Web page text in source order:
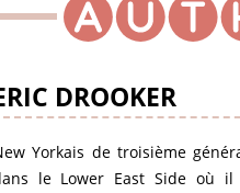
DROOKER
Yorkais de troisième
le Lower East Side où il